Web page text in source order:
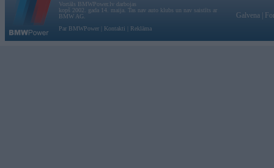
Vortāls BMWPower.lv darbojas
kopš 2002. gada 14. maija. Tas nav auto klubs un nav saistīts ar
BMW AG.
Par BMWPower
Kontakti Reklāma
Galvena